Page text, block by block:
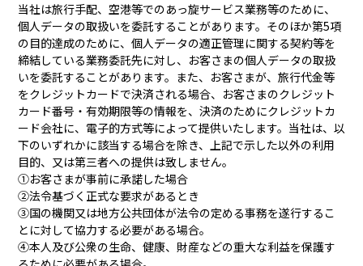
当社は旅行手配、空港等でのあっ旋サービス業務等のために、
個人データの取扱いを委託することがあります。そのほか第5項
の目的達成のために、個人データの適正管理に関する契約等を
締結している業務委託先に対し、お客さまの個人データの取扱
いを委託することがあります。また、お客さまが、旅行代金等
をクレジットカードで決済される場合、お客さまのクレジット
カード番号・有効期限等の情報を、決済のためにクレジットカ
ード会社に、電子的方式等によって提供いたします。当社は、以
下のいずれかに該当する場合を除き、上記で示した以外の利用
目的、又は第三者への提供は致しません。
①お客さまが事前に承諾した場合
②法令基づく正式な要求があるとき
③国の機関又は地方公共団体が法令の定める事務を遂行するこ
とに対して協力する必要がある場合。
④本人及び公衆の生命、健康、財産などの重大な利益を保護す